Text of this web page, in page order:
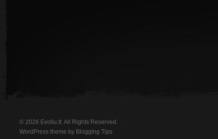
© 2026 Evollu.fr. All Rights Reserved.
WordPress theme by Blogging Tips